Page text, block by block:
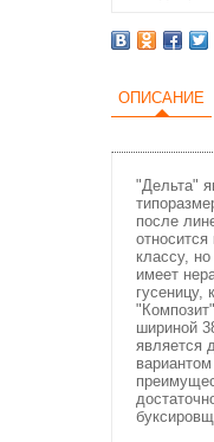
ОПИСАНИЕ
"Дельта"
после
классу,
имеет
гусеницу,
шириной
является